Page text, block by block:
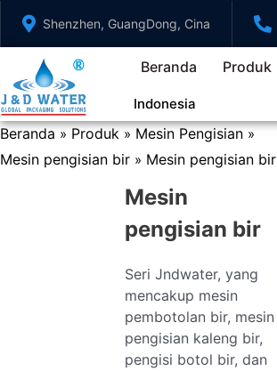
Lewati
konten
Shenzhen, GuangDong, Cina
Beranda Produk
Indonesia
Beranda » Produk » Mesin Pengisian »
Mesin pengisian bir » Mesin pengisian bir
Mesin
pengisian bir
Seri Jndwater, yang
mencakup mesin
pembotolan bir, mesin
pengisian kaleng bir,
pengisi botol bir, dan